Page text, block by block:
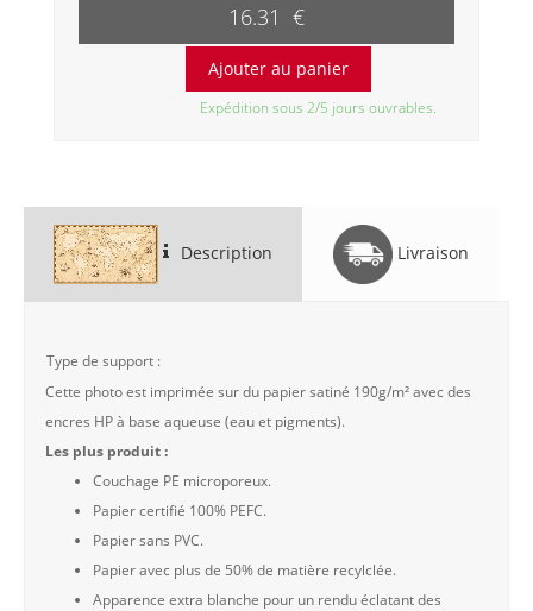
16.31 €
Expédition sous 2/5 jours ouvrables.
Description Livraison
Type de support :
Cette photo est imprimée sur du papier satiné 190g/m² avec des
encres HP à base aqueuse (eau et pigments).
Les plus produit :
Couchage PE microporeux.
Papier certifié 100% PEFC.
Papier sans PVC.
Papier avec plus de 50% de matière recylclée.
Apparence extra blanche pour un rendu éclatant des